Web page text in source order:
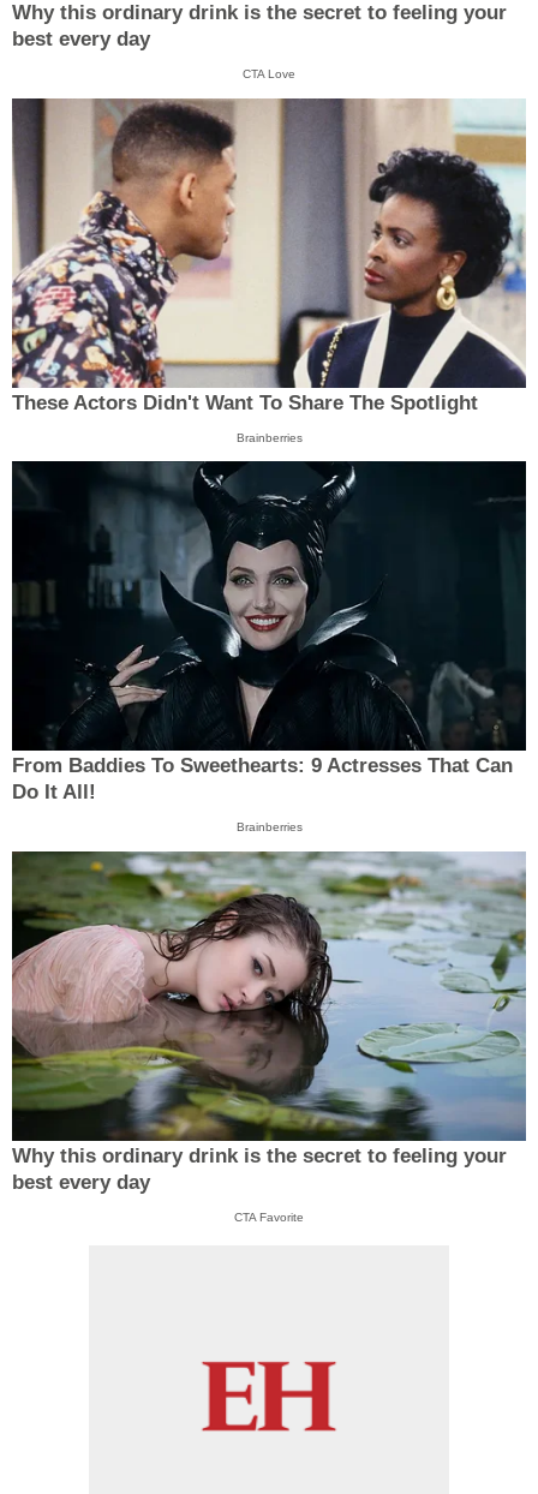
Why this ordinary drink is the secret to feeling your
best every day
CTA Love
These Actors Didn't Want To Share The Spotlight
Brainberries
From Baddies To Sweethearts: 9 Actresses That Can
Do It All!
Brainberries
Why this ordinary drink is the secret to feeling your
best every day
CTA Favorite